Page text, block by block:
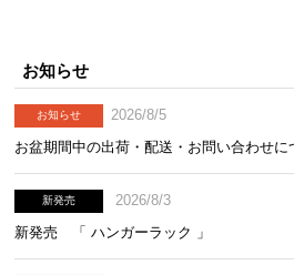
お知らせ
お知らせ
2026/8/5
お盆期間中の出荷・配送・お問い合わせに
新発売
2026/8/3
新発売 「 ハンガーラック 」